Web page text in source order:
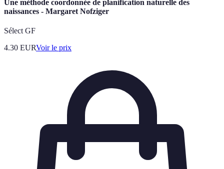
Une méthode coordonnée de planification naturelle des
naissances - Margaret Nofziger
Sélect GF
4.30 EURVoir le prix